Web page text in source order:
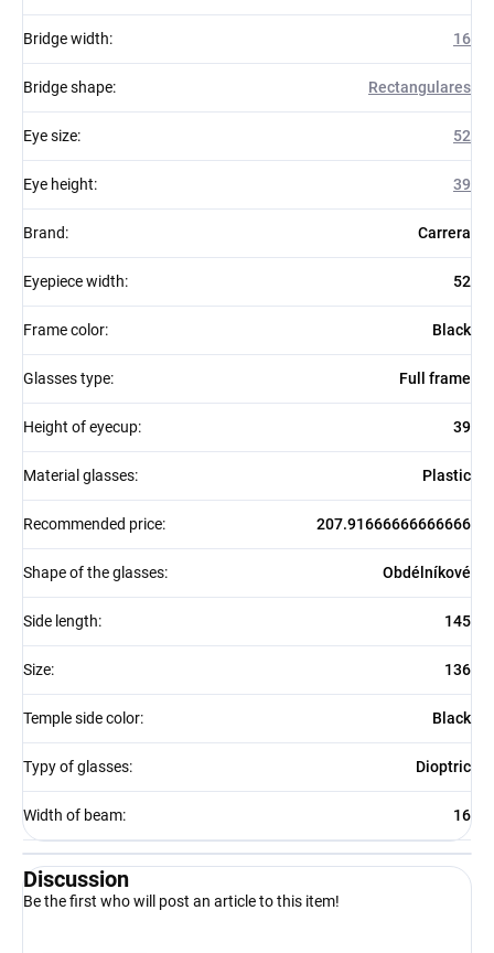
Bridge width: 16
Bridge shape: Rectangulares
Eye size: 52
Eye height: 39
Brand: Carrera
Eyepiece width: 52
Frame color: Black
Glasses type: Full frame
Height of eyecup: 39
Material glasses: Plastic
Recommended price: 207.91666666666666
Shape of the glasses: Obdélníkové
Side length: 145
Size: 136
Temple side color: Black
Typy of glasses: Dioptric
Width of beam: 16
Discussion
Be the first who will post an article to this item!